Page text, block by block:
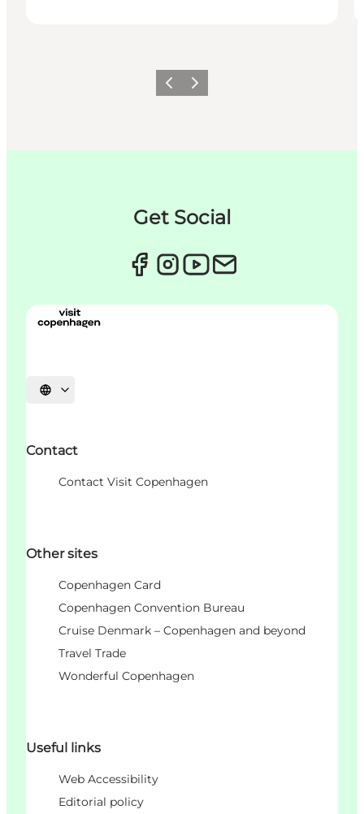
PrécédentSuivant
Get Social
Choisissez la langue
Contact
Contact Visit Copenhagen
Other sites
Copenhagen Card
Copenhagen Convention Bureau
Cruise Denmark – Copenhagen and beyond
Travel Trade
Wonderful Copenhagen
Useful links
Web Accessibility
Editorial policy